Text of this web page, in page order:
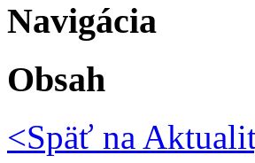
Navigácia
Obsah
<Späť na